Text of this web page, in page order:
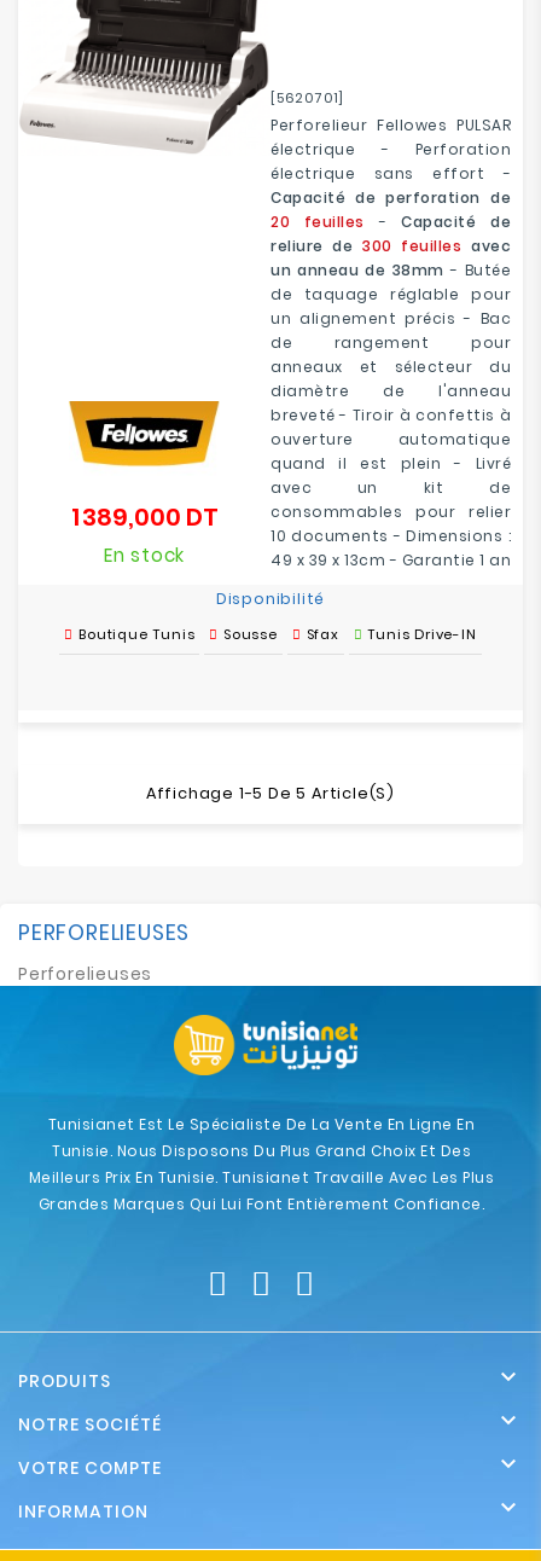
[5620701]
Perforelieur Fellowes PULSAR
électrique - Perforation
électrique sans effort -
Capacité de perforation de
20 feuilles
-Capacité de
reliure de 300 feuilles avec
un anneau de 38mm - Butée
de taquage réglable pour
un alignement précis - Bac
de rangement pour
anneaux et sélecteur du
diamètre de l'anneau
breveté - Tiroir à confettis à
ouverture automatique
quand il est plein - Livré
avec un kit de
consommables pour relier
10 documents - Dimensions :
49 x 39 x 13cm - Garantie 1 an
1 389,000 DTPrix
En stock
Disponibilité
Boutique Tunis Sousse Sfax Tunis Drive-IN
Affichage 1-5 De 5 Article(s)
PERFORELIEUSES
Perforelieuses
Tunisianet Est Le Spécialiste De La Vente En Ligne En
Tunisie. Nous Disposons Du Plus Grand Choix Et Des
Meilleurs Prix En Tunisie. Tunisianet Travaille Avec Les Plus
Grandes Marques Qui Lui Font Entièrement Confiance.
PRODUITS 
NOTRE SOCIÉTÉ 
VOTRE COMPTE 
INFORMATION 